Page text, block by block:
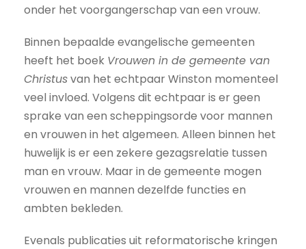
onder het voorgangerschap van een vrouw.
Binnen bepaalde evangelische gemeenten
heeft het boek Vrouwen in de gemeente van
Christusvan het echtpaar Winston momenteel
veel invloed. Volgens dit echtpaar is er geen
sprake van een scheppingsorde voor mannen
en vrouwen in het algemeen. Alleen binnen het
huwelijk is er een zekere gezagsrelatie tussen
man en vrouw. Maar in de gemeente mogen
vrouwen en mannen dezelfde functies en
ambten bekleden.
Evenals publicaties uit reformatorische kringen